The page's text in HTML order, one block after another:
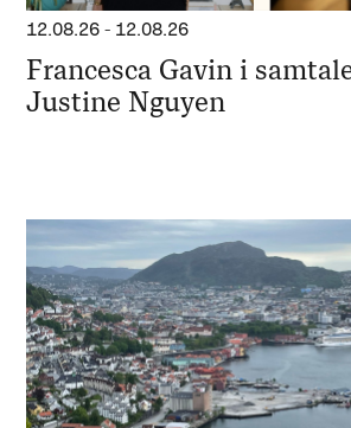
12.08.26 - 12.08.26
Francesca Gavin i
Justine Nguyen